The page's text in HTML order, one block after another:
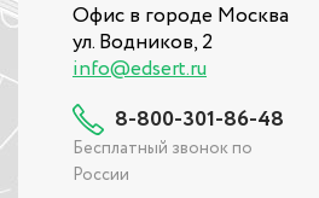
Офис в городе Москва
ул. Водников, 2
info@edsert.ru
8-800-301-86-48
Бесплатный звонок по
России